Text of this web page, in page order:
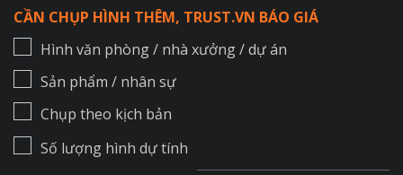
CẦN CHỤP HÌNH THÊM, TRUST.VN BÁO GIÁ
Hình văn phòng / nhà xưởng / dự án
Sản phẩm / nhân sự
Chụp theo kịch bản
Số lượng hình dự tính